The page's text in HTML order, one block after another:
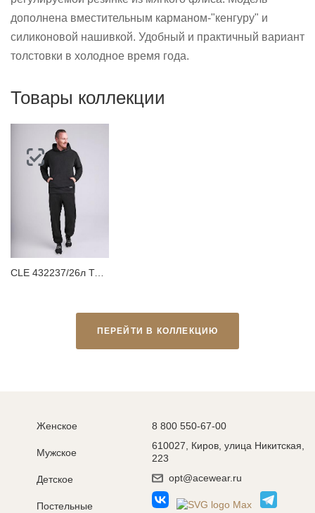
дополнена вместительным карманом-"кенгуру" и
силиконовой нашивкой. Удобный и практичный вариант
толстовки в холодное время года.
Товары коллекции
CLE 432237/26л Толстовка мужская
ПЕРЕЙТИ В КОЛЛЕКЦИЮ
Женское
Мужское
Детское
Постельные
8 800 550-67-00
610027, Киров, улица Никитская,
223
opt@acewear.ru